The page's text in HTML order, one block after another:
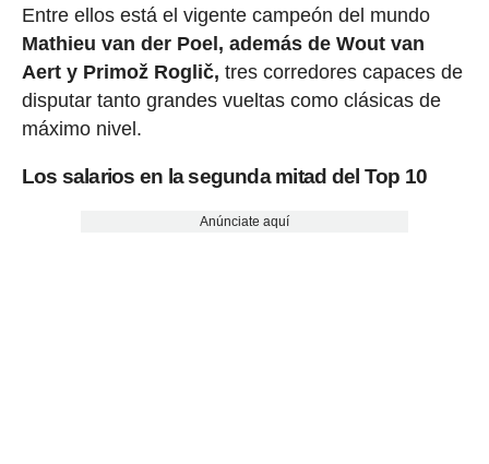
Entre ellos está el vigente campeón del mundo
Mathieu van der Poel, además de Wout van
Aert y Primož Roglič, tres corredores capaces de
disputar tanto grandes vueltas como clásicas de
máximo nivel.
Los salarios en la segunda mitad del Top 10
Anúnciate aquí